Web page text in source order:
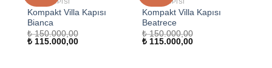
VILLA KAPISI
Kompakt Villa Kapısı
Bianca
₺150.000,00
Orijinal
₺115.000,00Şu
VILLA KAPISI
Kompakt Villa Kapısı
Beatrece
₺150.000,00
Orijinal
₺115.000,00Şu